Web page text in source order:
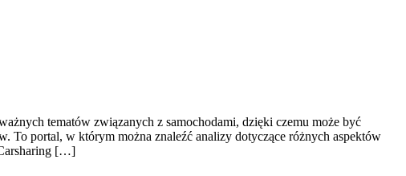
tematów związanych z samochodami, dzięki czemu może być
To portal, w którym można znaleźć analizy dotyczące różnych aspektów
[…]